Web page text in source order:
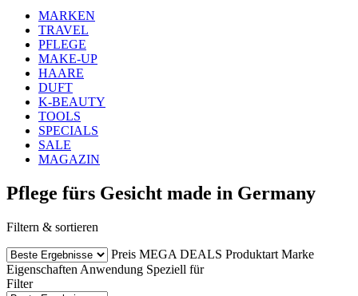
MARKEN
TRAVEL
PFLEGE
MAKE-UP
HAARE
DUFT
K-BEAUTY
TOOLS
SPECIALS
SALE
MAGAZIN
Pflege fürs Gesicht made in Germany
Filtern & sortieren
Preis MEGA DEALS Produktart Marke
Eigenschaften Anwendung Speziell für
Filter